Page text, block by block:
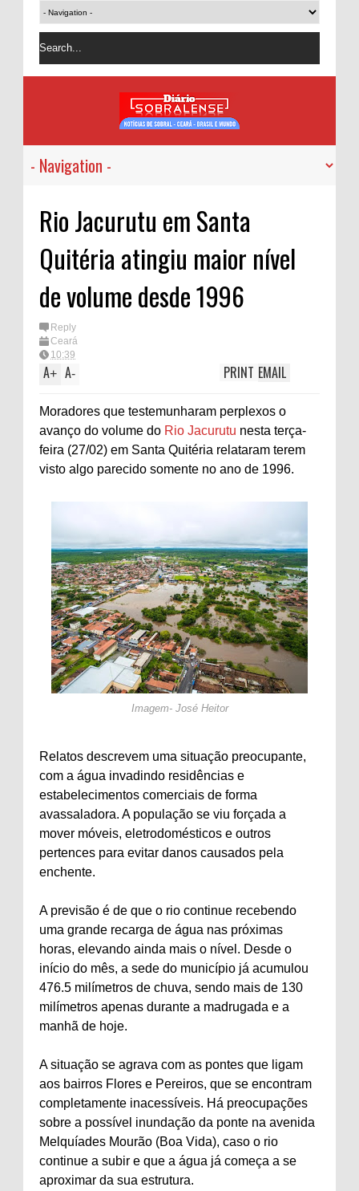
Rio Jacurutu em Santa
Quitéria atingiu maior nível
de volume desde 1996
Reply
Ceará
10:39
A+ A- EMAIL
PRINT
Moradores que testemunharam perplexos o
avanço do volume do Rio Jacurutu nesta terça-
feira (27/02) em Santa Quitéria relataram terem
visto algo parecido somente no ano de 1996.
Imagem- José Heitor
Relatos descrevem uma situação preocupante,
com a água invadindo residências e
estabelecimentos comerciais de forma
avassaladora. A população se viu forçada a
mover móveis, eletrodomésticos e outros
pertences para evitar danos causados pela
enchente.
A previsão é de que o rio continue recebendo
uma grande recarga de água nas próximas
horas, elevando ainda mais o nível. Desde o
início do mês, a sede do município já acumulou
476.5 milímetros de chuva, sendo mais de 130
milímetros apenas durante a madrugada e a
manhã de hoje.
A situação se agrava com as pontes que ligam
aos bairros Flores e Pereiros, que se encontram
completamente inacessíveis. Há preocupações
sobre a possível inundação da ponte na avenida
Melquíades Mourão (Boa Vida), caso o rio
continue a subir e que a água já começa a se
aproximar da sua estrutura.